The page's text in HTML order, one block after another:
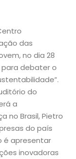
das
no dia 28
para debater o
do
a
no Brasil, Pietro
do país
é apresentar
inovadoras